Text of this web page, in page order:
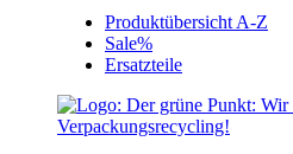
Produktübersicht A-Z
Sale%
Ersatzteile